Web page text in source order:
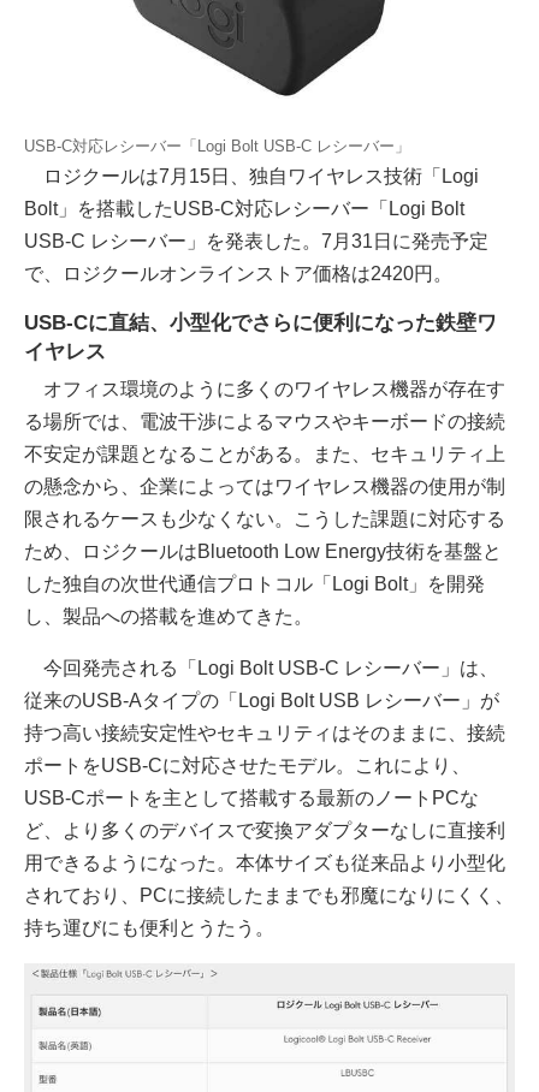
USB-C対応レシーバー「Logi Bolt USB-C レシーバー」
ロジクールは7月15日、独自ワイヤレス技術「Logi
Bolt」を搭載したUSB-C対応レシーバー「Logi Bolt
USB-C レシーバー」を発表した。7月31日に発売予定
で、ロジクールオンラインストア価格は2420円。
USB-Cに直結、小型化でさらに便利になった鉄壁ワ
イヤレス
オフィス環境のように多くのワイヤレス機器が存在す
る場所では、電波干渉によるマウスやキーボードの接続
不安定が課題となることがある。また、セキュリティ上
の懸念から、企業によってはワイヤレス機器の使用が制
限されるケースも少なくない。こうした課題に対応する
ため、ロジクールはBluetooth Low Energy技術を基盤と
した独自の次世代通信プロトコル「Logi Bolt」を開発
し、製品への搭載を進めてきた。
今回発売される「Logi Bolt USB-C レシーバー」は、
従来のUSB-Aタイプの「Logi Bolt USB レシーバー」が
持つ高い接続安定性やセキュリティはそのままに、接続
ポートをUSB-Cに対応させたモデル。これにより、
USB-Cポートを主として搭載する最新のノートPCな
ど、より多くのデバイスで変換アダプターなしに直接利
用できるようになった。本体サイズも従来品より小型化
されており、PCに接続したままでも邪魔になりにくく、
持ち運びにも便利とうたう。